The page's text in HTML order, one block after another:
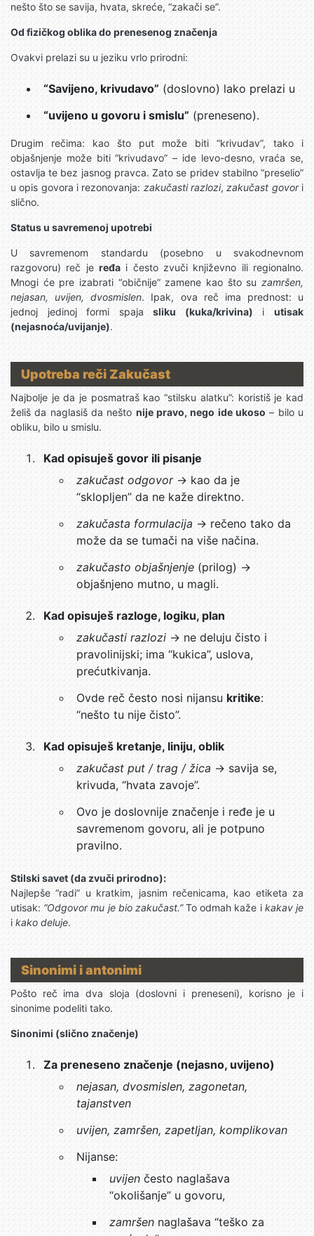
nešto što se savija, hvata, skreće, “zakači se”.
Od fizičkog oblika do prenesenog značenja
Ovakvi prelazi su u jeziku vrlo prirodni:
“Savijeno, krivudavo”(doslovno) lako prelazi u
“uvijeno u govoru i smislu” (prenesenо).
Drugim rečima: kao što put može biti “krivudav”, tako i
objašnjenje može biti “krivudavo” – ide levo-desno, vraća se,
ostavlja te bez jasnog pravca. Zato se pridev stabilno “preselio”
u opis govora i rezonovanja:zakučasti razlozi,zakučast govori
slično.
Status u savremenoj upotrebi
U savremenom standardu (posebno u svakodnevnom
razgovoru) reč jeređai često zvuči književno ili regionalno.
Mnogi će pre izabrati “običnije” zamene kao što suzamršen,
nejasan, uvijen, dvosmislen. Ipak, ova reč ima prednost: u
jednoj jedinoj formi spajasliku (kuka/krivina) iutisak
(nejasnoća/uvijanje).
Upotreba reči Zakučast
Najbolje je da je posmatraš kao “stilsku alatku”: koristiš je kad
želiš da naglasiš da nešto nije pravo, nego ide ukoso– bilo u
obliku, bilo u smislu.
Kad opisuješ govor ili pisanje
zakučast odgovor→ kao da je
“sklopljen” da ne kaže direktno.
zakučasta formulacija→ rečeno tako da
može da se tumači na više načina.
zakučasto objašnjenje (prilog) →
objašnjeno mutno, u magli.
Kad opisuješ razloge, logiku, plan
zakučasti razlozi → ne deluju čisto i
pravolinijski; ima “kukica”, uslova,
prećutkivanja.
Ovde reč često nosi nijansu kritike:
“nešto tu nije čisto”.
Kad opisuješ kretanje, liniju, oblik
zakučast put / trag / žica → savija se,
krivuda, “hvata zavoje”.
Ovo je doslovnije značenje i ređe je u
savremenom govoru, ali je potpuno
pravilno.
Stilski savet (da zvuči prirodno):
Najlepše “radi” u kratkim, jasnim rečenicama, kao etiketa za
utisak:“Odgovor mu je bio zakučast.”To odmah kaže i kakav je
ikako deluje.
Sinonimi i antonimi
Pošto reč ima dva sloja (doslovni i preneseni), korisno je i
sinonime podeliti tako.
Sinonimi (slično značenje)
Za preneseno značenje (nejasno, uvijeno)
nejasan, dvosmislen, zagonetan,
tajanstven
uvijen, zamršen, zapetljan, komplikovan
Nijanse:
uvijen često naglašava
“okolišanje” u govoru,
zamršennaglašava “teško za